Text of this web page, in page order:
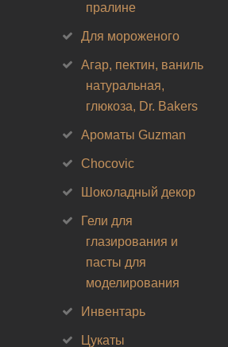
пралине
Для мороженого
Агар, пектин, ваниль
натуральная,
глюкоза, Dr. Bakers
Ароматы Guzman
Chocovic
Шоколадный декор
Гели для
глазирования и
пасты для
моделирования
Инвентарь
Цукаты